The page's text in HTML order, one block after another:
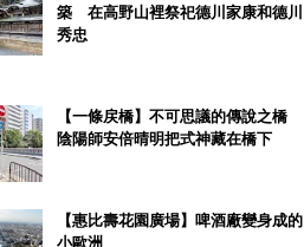
築 在高野山裡祭祀德川家康和德川
秀忠
【一條戻橋】不可思議的傳說之橋
陰陽師安倍晴明把式神藏在橋下
【惠比壽花園廣場】啤酒廠變身成的
小歐洲